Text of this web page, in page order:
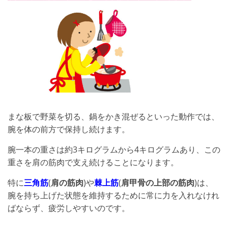
まな板で野菜を切る、鍋をかき混ぜるといった動作では、
腕を体の前方で保持し続けます。
腕一本の重さは約3キログラムから4キログラムあり、この
重さを肩の筋肉で支え続けることになります。
特に三角筋(肩の筋肉)や棘上筋(肩甲骨の上部の筋肉)は、
腕を持ち上げた状態を維持するために常に力を入れなけれ
ばならず、疲労しやすいのです。